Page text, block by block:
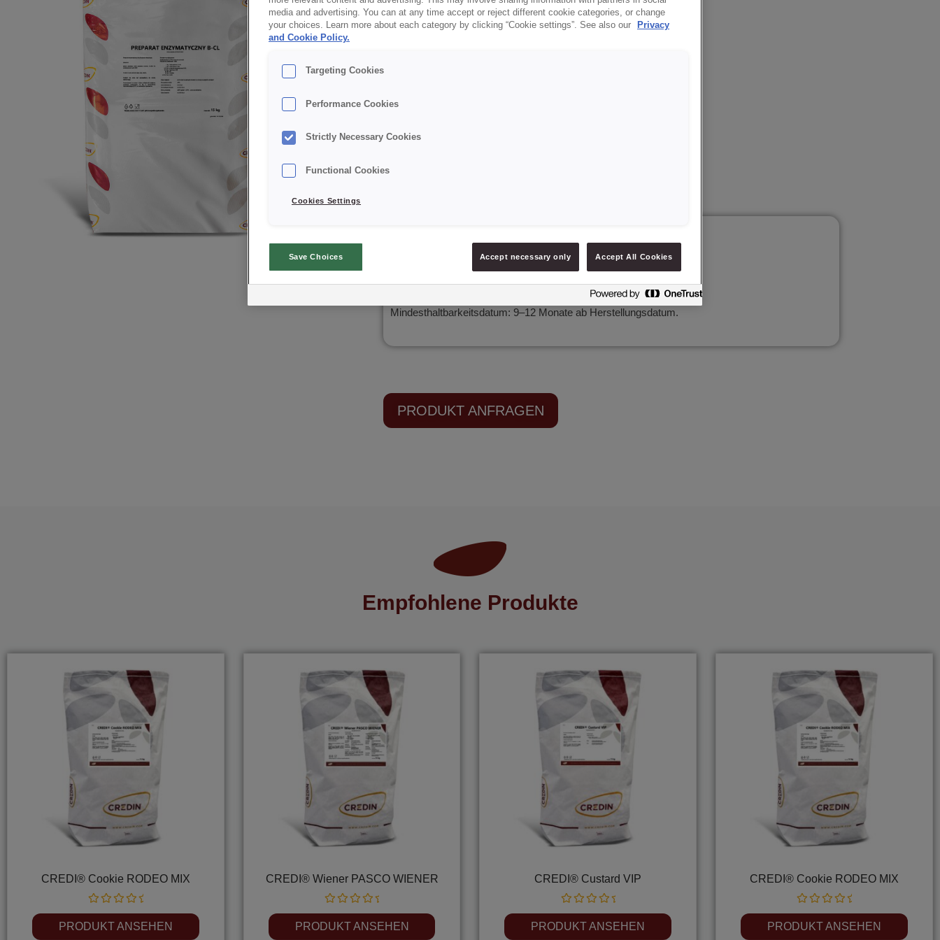
✔ Verbesserte Feuchtigkeit der Krume
✔ Erhöhte Weichheit und Elastizität der Krume
✔ Verbesserte Krümelstruktur für gleichmäßigere Porung
✔ Erhöhte Teigtoleranz gegenüber mechanischer Bearbeitung
✔ Verbesserte sensorische Eigenschaften der Backwaren
Mindesthaltbarkeitsdatum: 9–12 Monate ab Herstellungsdatum.
PRODUKT ANFRAGEN
Empfohlene Produkte
CREDI® Cookie RODEO MIX
Rated
0
out
PRODUKT ANSEHEN
CREDI® Wiener PASCO WIENER
Rated
0
out
PRODUKT ANSEHEN
CREDI® Custard VIP
Rated
0
out
PRODUKT ANSEHEN
CREDI® Cookie RODEO MIX
Rated
0
out
PRODUKT ANSEHEN
media and advertising. You can at any time accept or reject different cookie categories, or change
your choices. Learn more about each category by clicking “Cookie settings”. See also our
Privacy
and Cookie Policy.
Targeting Cookies
Performance Cookies
Strictly Necessary Cookies
Functional Cookies
Cookies Settings
Save Choices Accept necessary only Accept All Cookies